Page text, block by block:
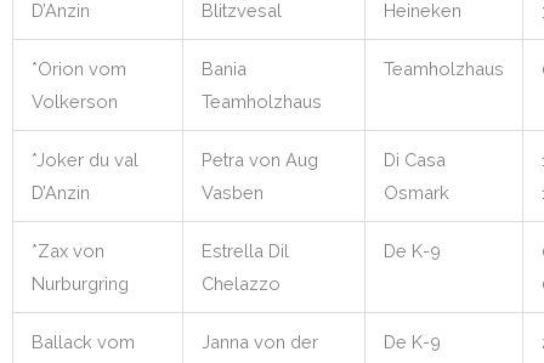
D’Anzin
Blitzvesal
Heineken
*Orion vom
Volkerson
Bania
Teamholzhaus
Teamholzhaus
*Joker du val
D’Anzin
Petra von Aug
Vasben
Di Casa
Osmark
*Zax von
Nurburgring
Estrella Dil
Chelazzo
De K-9
Ballack vom
Janna von der
De K-9